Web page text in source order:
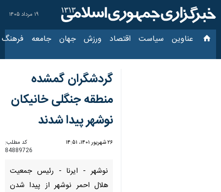
۱۹ مرداد ۱۴۰۵
عناوین‌ سیاست اقتصاد ورزش جهان جامعه فرهنگ
گردشگران گمشده
منطقه جنگلی خانیکان
نوشهر پیدا شدند
۲۶ شهریور ۱۴۰۱، ۱۴:۵۱
کد مطلب:
84889726
نوشهر - ایرنا - رئیس جمعیت
هلال احمر نوشهر از پیدا شدن